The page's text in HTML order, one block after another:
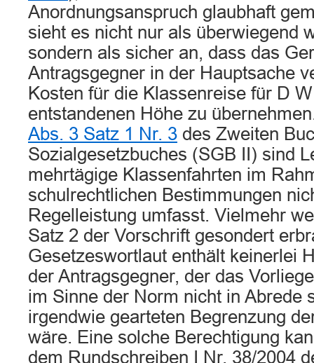
Anordnungsanspruch glaubhaft
sieht es nicht nur als überwiegend
sondern als sicher an, dass das
Antragsgegner in der Hauptsache
Kosten für die Klassenreise für D
entstandenen Höhe zu
Abs. 3 Satz 1 Nr. 3 des Zweiten
Sozialgesetzbuches (SGB II) sind
mehrtägige Klassenfahrten im
schulrechtlichen Bestimmungen
Regelleistung umfasst. Vielmehr
Satz 2 der Vorschrift gesondert
Gesetzeswortlaut enthält keinerlei
der Antragsgegner, der das
im Sinne der Norm nicht in Abrede
irgendwie gearteten Begrenzung
wäre. Eine solche Berechtigung
dem Rundschreiben I Nr. 38/2004